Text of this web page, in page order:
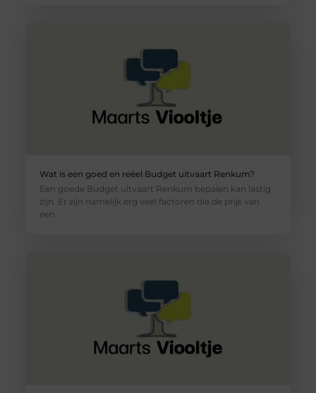
Wat is een goed en reëel Budget uitvaart Renkum?
Een goede Budget uitvaart Renkum bepalen kan lastig
zijn. Er zijn namelijk erg veel factoren die de prijs van
een